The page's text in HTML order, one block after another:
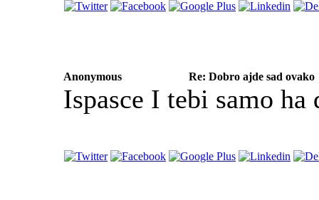
Anonymous Re: Dobro ajde sad ovako
Ispasce I tebi samo